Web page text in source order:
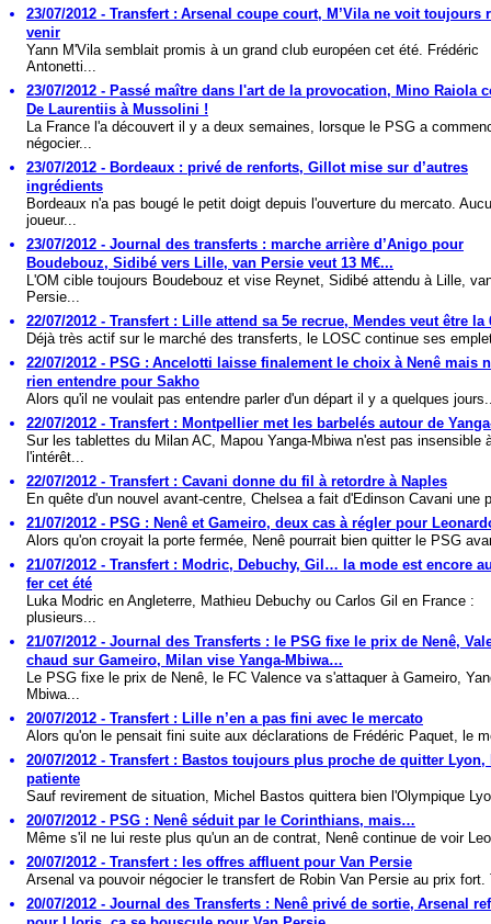
23/07/2012 - Transfert : Arsenal coupe court, M’Vila ne voit toujours
venir
Yann M'Vila semblait promis à un grand club européen cet été. Frédéric
Antonetti...
23/07/2012 - Passé maître dans l'art de la provocation, Mino Raiola
De Laurentiis à Mussolini !
La France l'a découvert il y a deux semaines, lorsque le PSG a
négocier...
23/07/2012 - Bordeaux : privé de renforts, Gillot mise sur d’autres
ingrédients
Bordeaux n'a pas bougé le petit doigt depuis l'ouverture du mercato.
joueur...
23/07/2012 - Journal des transferts : marche arrière d’Anigo pour
Boudebouz, Sidibé vers Lille, van Persie veut 13 M€...
L'OM cible toujours Boudebouz et vise Reynet, Sidibé attendu à Lille,
Persie...
22/07/2012 - Transfert : Lille attend sa 5e recrue, Mendes veut être la
Déjà très actif sur le marché des transferts, le LOSC continue ses
22/07/2012 - PSG : Ancelotti laisse finalement le choix à Nenê mais
rien entendre pour Sakho
Alors qu'il ne voulait pas entendre parler d'un départ il y a quelques
22/07/2012 - Transfert : Montpellier met les barbelés autour de
Sur les tablettes du Milan AC, Mapou Yanga-Mbiwa n'est pas insensible
l'intérêt...
22/07/2012 - Transfert : Cavani donne du fil à retordre à Naples
En quête d'un nouvel avant-centre, Chelsea a fait d'Edinson Cavani une
21/07/2012 - PSG : Nenê et Gameiro, deux cas à régler pour
Alors qu'on croyait la porte fermée, Nenê pourrait bien quitter le PSG
21/07/2012 - Transfert : Modric, Debuchy, Gil… la mode est encore
fer cet été
Luka Modric en Angleterre, Mathieu Debuchy ou Carlos Gil en France :
plusieurs...
21/07/2012 - Journal des Transferts : le PSG fixe le prix de Nenê,
chaud sur Gameiro, Milan vise Yanga-Mbiwa…
Le PSG fixe le prix de Nenê, le FC Valence va s'attaquer à Gameiro,
Mbiwa...
20/07/2012 - Transfert : Lille n’en a pas fini avec le mercato
Alors qu'on le pensait fini suite aux déclarations de Frédéric Paquet, le
20/07/2012 - Transfert : Bastos toujours plus proche de quitter
patiente
Sauf revirement de situation, Michel Bastos quittera bien l'Olympique
20/07/2012 - PSG : Nenê séduit par le Corinthians, mais…
Même s'il ne lui reste plus qu'un an de contrat, Nenê continue de voir
20/07/2012 - Transfert : les offres affluent pour Van Persie
Arsenal va pouvoir négocier le transfert de Robin Van Persie au prix fort.
20/07/2012 - Journal des Transferts : Nenê privé de sortie, Arsenal